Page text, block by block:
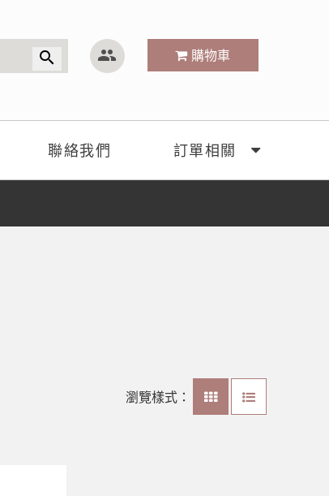
search group 購物車
聯絡我們 訂單相關
瀏覽樣式：